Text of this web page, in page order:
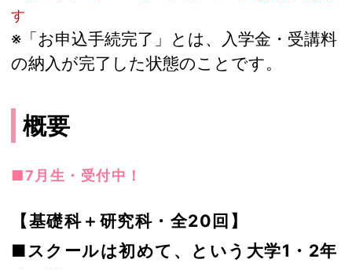
す
※「お申込手続完了」とは、入学金・受講料
の納入が完了した状態のことです。
概要
■7月生・受付中！
【基礎科＋研究科・全20回】
■スクールは初めて、という大学1・2年